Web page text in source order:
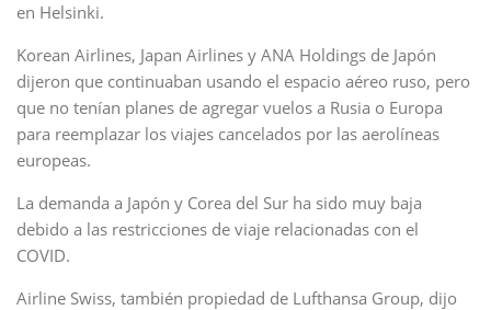
en Helsinki.
Korean Airlines, Japan Airlines y ANA Holdings de Japón
dijeron que continuaban usando el espacio aéreo ruso, pero
que no tenían planes de agregar vuelos a Rusia o Europa
para reemplazar los viajes cancelados por las aerolíneas
europeas.
La demanda a Japón y Corea del Sur ha sido muy baja
debido a las restricciones de viaje relacionadas con el
COVID.
Airline Swiss, también propiedad de Lufthansa Group, dijo